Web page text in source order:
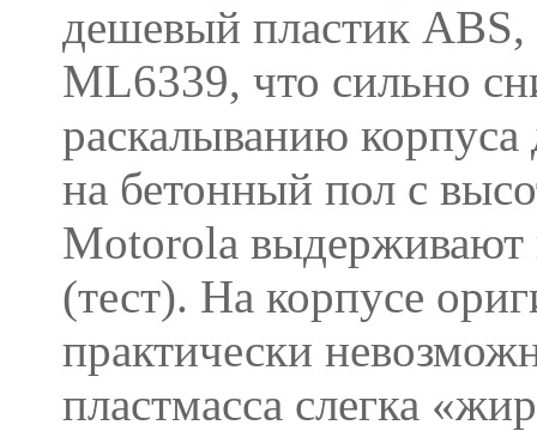
дешевый пластик ABS,
ML6339, что сильно
раскалыванию
на бетонный пол с
Motorola выдерживают
(тест). На корпусе
практически
пластмасса слегка